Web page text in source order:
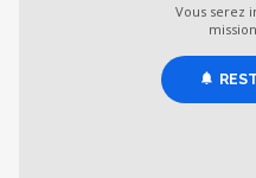
Vous serez